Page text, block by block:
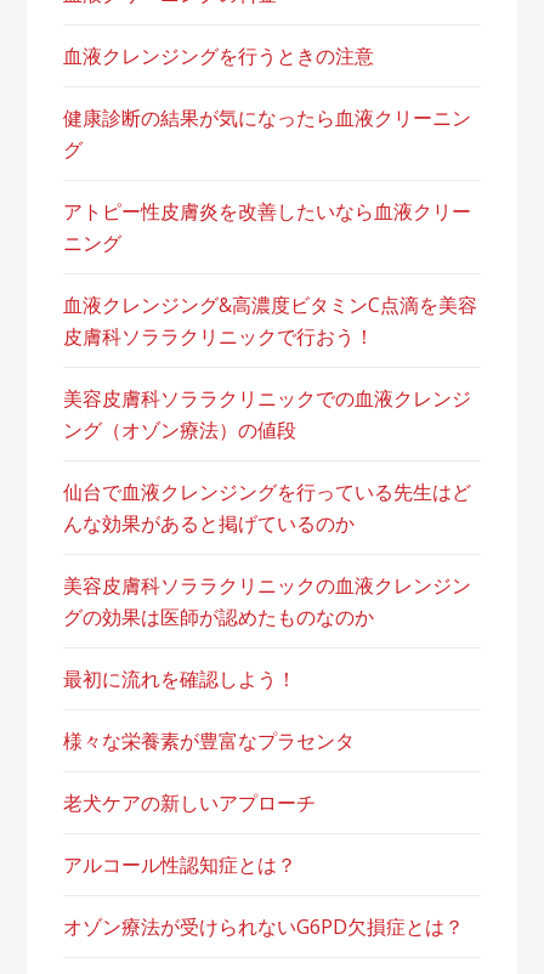
血液クレンジングを行うときの注意
健康診断の結果が気になったら血液クリーニン
グ
アトピー性皮膚炎を改善したいなら血液クリー
ニング
血液クレンジング&高濃度ビタミンC点滴を美容
皮膚科ソララクリニックで行おう！
美容皮膚科ソララクリニックでの血液クレンジ
ング（オゾン療法）の値段
仙台で血液クレンジングを行っている先生はど
んな効果があると掲げているのか
美容皮膚科ソララクリニックの血液クレンジン
グの効果は医師が認めたものなのか
最初に流れを確認しよう！
様々な栄養素が豊富なプラセンタ
老犬ケアの新しいアプローチ
アルコール性認知症とは？
オゾン療法が受けられないG6PD欠損症とは？